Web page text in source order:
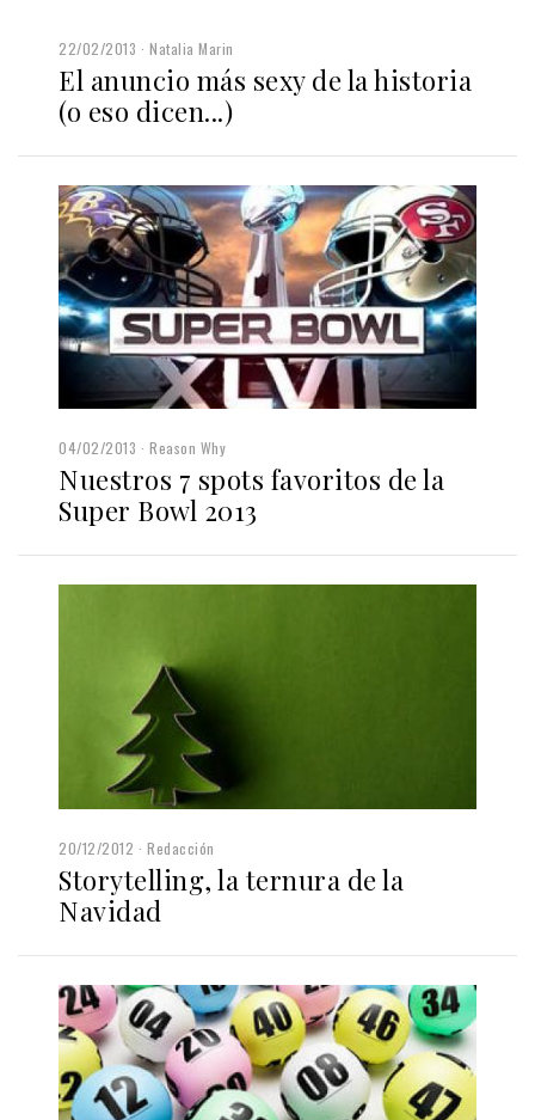
22/02/2013 Natalia Marin
El anuncio más sexy de la historia
(o eso dicen...)
04/02/2013 Reason Why
Nuestros 7 spots favoritos de la
Super Bowl 2013
20/12/2012 Redacción
Storytelling, la ternura de la
Navidad